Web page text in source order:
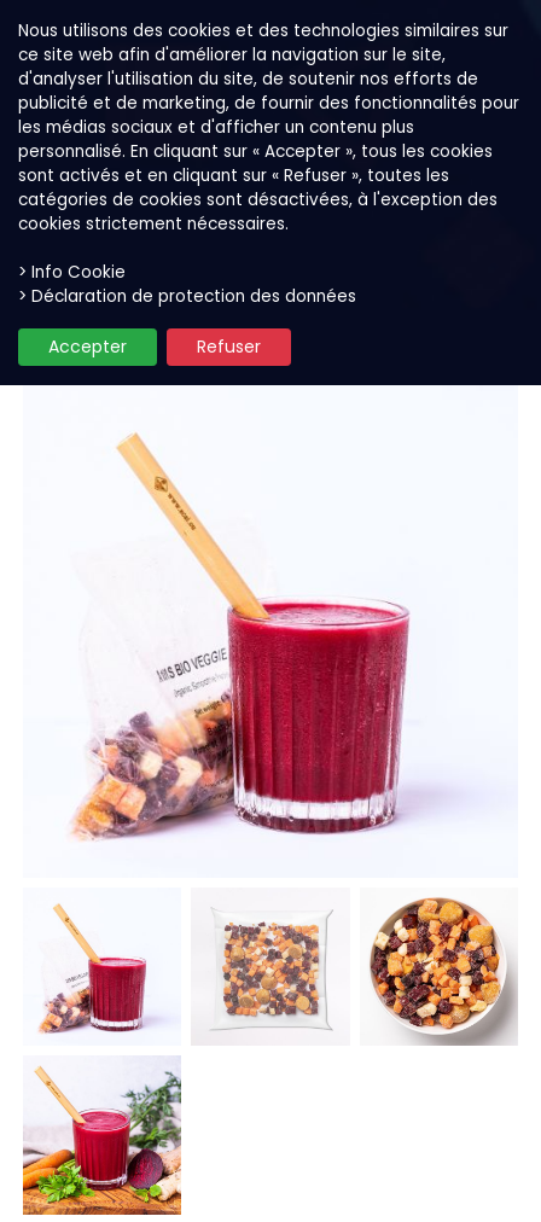
Nous utilisons des cookies et des technologies similaires sur
ce site web afin d'améliorer la navigation sur le site,
d'analyser l'utilisation du site, de soutenir nos efforts de
publicité et de marketing, de fournir des fonctionnalités pour
les médias sociaux et d'afficher un contenu plus
personnalisé. En cliquant sur « Accepter », tous les cookies
sont activés et en cliquant sur « Refuser », toutes les
catégories de cookies sont désactivées, à l'exception des
cookies strictement nécessaires.
> Info Cookie
> Déclaration de protection des données
Refuser
Accepter
Nos produits Mélanges smoothies et bols